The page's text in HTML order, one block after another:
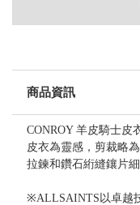
商品資訊
CONROY 羊皮騎士皮
皮衣為靈感，剪裁略
拉鍊和鑽石絎縫鑲片
※ALLSAINTS以卓越